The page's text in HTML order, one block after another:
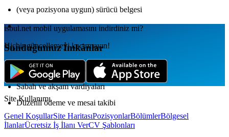
(veya pozisyona uygun) sürücü belgesi
Sunduğumuz İmkânlar
SGK bildirimli kazanç
Sabah ve akşam vardiyaları
Düzenli ödeme ve mesai takibi
isbul.net mobil uygulamаsını indirdiniz mi?
Hiçbir güncellemeyi kaçırmayın!
Site Kullanımı
Genel KoşullarSite HaritasıPozisyonlarBölümlerBölgesel
İlanlarÜcretsiz İş İlanı VerCV Şablonları